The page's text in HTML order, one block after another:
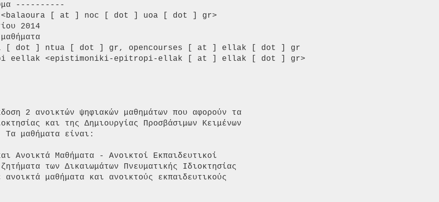
----------
<balaoura [ at ] noc [ dot ] uoa [ dot ] gr>
2014
[ dot ] ntua [ dot ] gr, opencourses [ at ] ellak [ dot ] gr
eellak <epistimoniki-epitropi-ellak [ at ] ellak [ dot ] gr>
2 ανοικτών ψηφιακών μαθημάτων που αφορούν τα
και της Δημιουργίας Προσβάσιμων Κειμένων
Τα μαθήματα είναι:
Ανοικτά Μαθήματα - Ανοικτοί Εκπαιδευτικοί
των Δικαιωμάτων Πνευματικής Ιδιοκτησίας
μαθήματα και ανοικτούς εκπαιδευτικούς